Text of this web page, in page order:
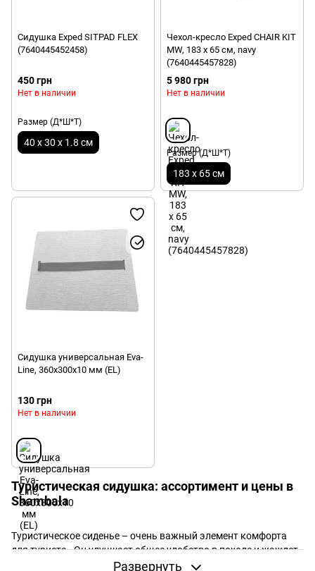
Сидушка Exped SITPAD FLEX
(7640445452458)
450 грн
Нет в наличии
Размер (Д*Ш*Т)
40 х 30 х 1.8 см
Чехол-кресло Exped CHAIR KIT
MW, 183 x 65 см, navy
(7640445457828)
5 980 грн
Нет в наличии
Размер (Д*Ш*Т)
183 x 65 см
Сидушка универсальная Eva-
Line, 360x300x10 мм (EL)
130 грн
Нет в наличии
Туристическая сидушка: ассортимент и цены в
Shambala
Туристическое сиденье – очень важный элемент комфорта
для туриста. Он улучшает общее удобство в походе и жаждет
удобно отдохнуть даже просто сидя на земле.
Развернуть